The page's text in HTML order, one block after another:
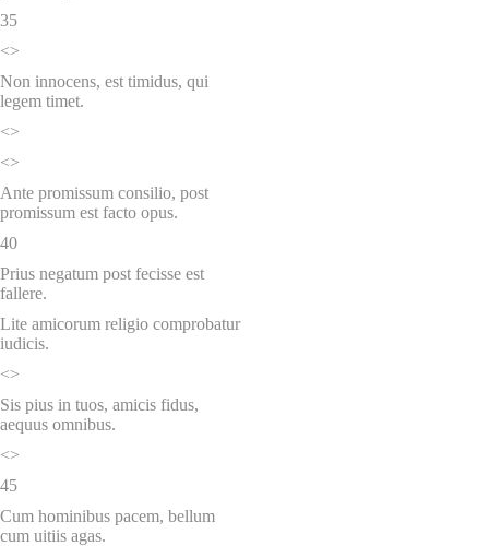
35
<>
Non innocens, est timidus, qui
legem timet.
<>
<>
Ante promissum consilio, post
promissum est facto opus.
40
Prius negatum post fecisse est
fallere.
Lite amicorum religio comprobatur
iudicis.
<>
Sis pius in tuos, amicis fidus,
aequus omnibus.
<>
45
Cum hominibus pacem, bellum
cum uitiis agas.